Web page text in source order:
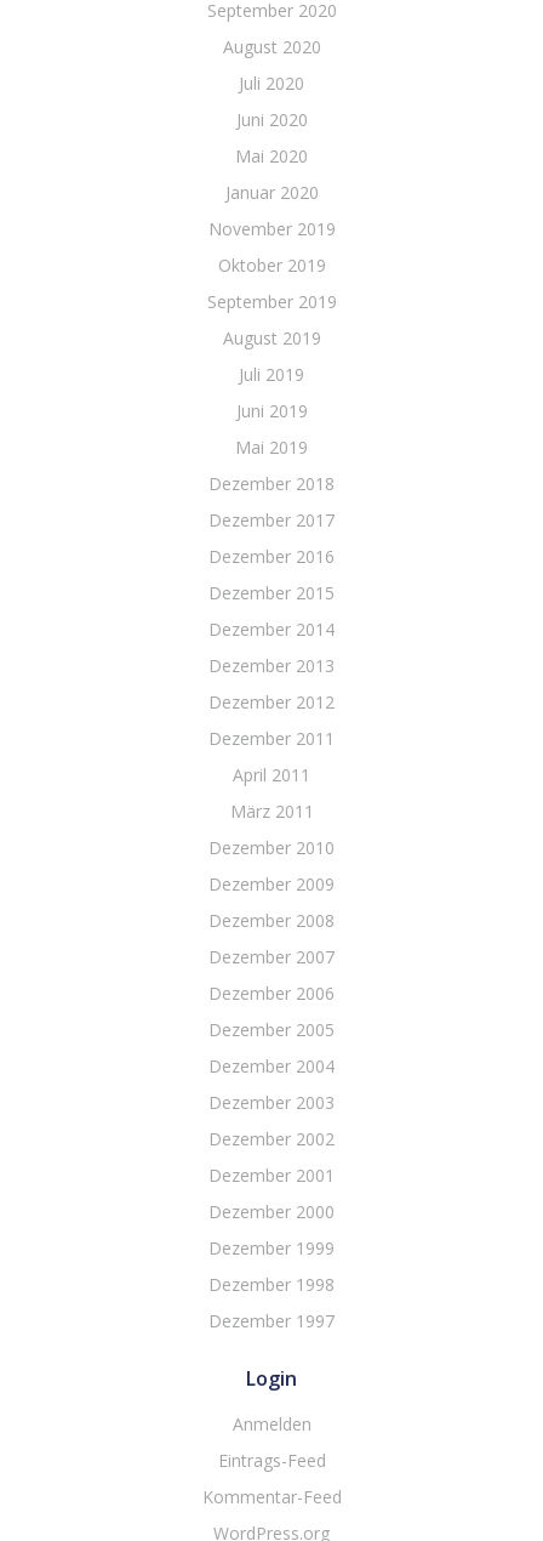
September 2020
August 2020
Juli 2020
Juni 2020
Mai 2020
Januar 2020
November 2019
Oktober 2019
September 2019
August 2019
Juli 2019
Juni 2019
Mai 2019
Dezember 2018
Dezember 2017
Dezember 2016
Dezember 2015
Dezember 2014
Dezember 2013
Dezember 2012
Dezember 2011
April 2011
März 2011
Dezember 2010
Dezember 2009
Dezember 2008
Dezember 2007
Dezember 2006
Dezember 2005
Dezember 2004
Dezember 2003
Dezember 2002
Dezember 2001
Dezember 2000
Dezember 1999
Dezember 1998
Dezember 1997
Login
Anmelden
Eintrags-Feed
Kommentar-Feed
WordPress.org